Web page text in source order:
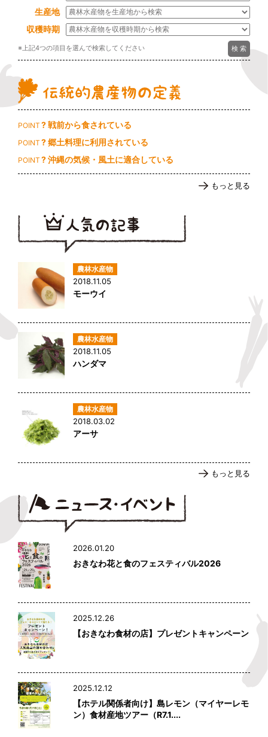
生産地
収穫時期
※上記4つの項目を選んで検索してください
POINT ? 戦前から食されている
POINT ? 郷土料理に利用されている
POINT ? 沖縄の気候・風土に適合している
もっと見る
2018.11.05
モーウイ
2018.11.05
ハンダマ
2018.03.02
アーサ
もっと見る
2026.01.20
おきなわ花と食のフェスティバル2026
2025.12.26
【おきなわ食材の店】プレゼントキャンペーン
2025.12.12
【ホテル関係者向け】島レモン（マイヤーレモ
ン）食材産地ツアー（R7.1....